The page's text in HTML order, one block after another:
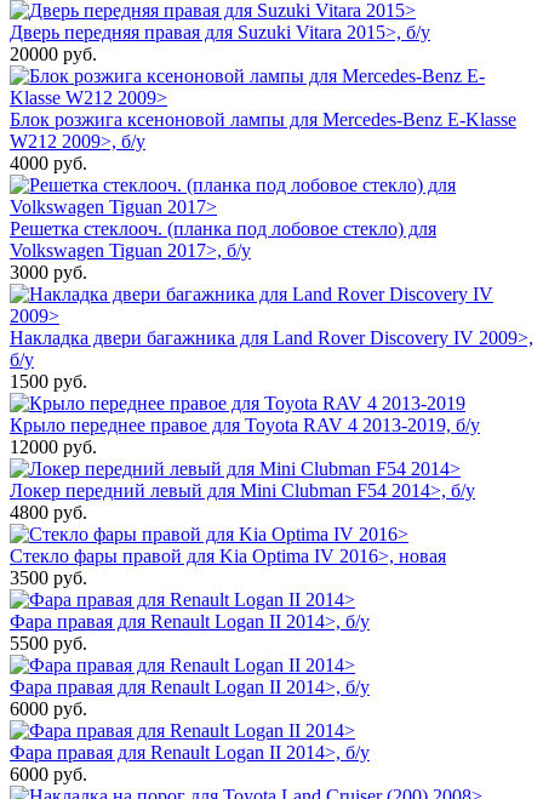
Дверь передняя правая для Suzuki Vitara 2015>, б/у
20000 руб.
Блок розжига ксеноновой лампы для Mercedes-Benz E-Klasse
W212 2009>, б/у
4000 руб.
Решетка стеклооч. (планка под лобовое стекло) для
Volkswagen Tiguan 2017>, б/у
3000 руб.
Накладка двери багажника для Land Rover Discovery IV 2009>,
б/у
1500 руб.
Крыло переднее правое для Toyota RAV 4 2013-2019, б/у
12000 руб.
Локер передний левый для Mini Clubman F54 2014>, б/у
4800 руб.
Стекло фары правой для Kia Optima IV 2016>, новая
3500 руб.
Фара правая для Renault Logan II 2014>, б/у
5500 руб.
Фара правая для Renault Logan II 2014>, б/у
6000 руб.
Фара правая для Renault Logan II 2014>, б/у
6000 руб.